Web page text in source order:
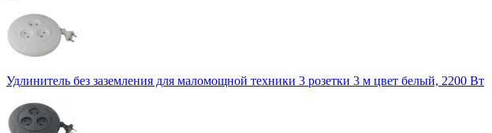
Удлинитель без заземления для маломощной техники 3 розетки 3 м цвет белый, 2200 Вт